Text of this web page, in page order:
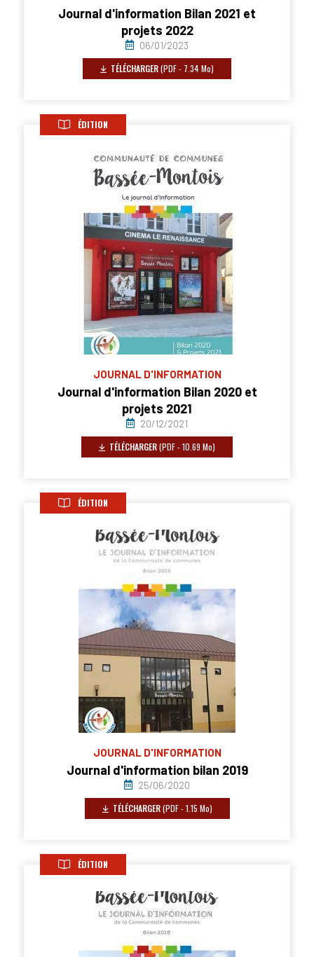
Journal d'information Bilan 2021 et
projets 2022
06/01/2023
TÉLÉCHARGER(PDF - 7.34 Mo)
ÉDITION
JOURNAL D'INFORMATION
Journal d'information Bilan 2020 et
projets 2021
20/12/2021
TÉLÉCHARGER(PDF - 10.69 Mo)
ÉDITION
JOURNAL D'INFORMATION
Journal d'information bilan 2019
25/06/2020
TÉLÉCHARGER(PDF - 1.15 Mo)
ÉDITION